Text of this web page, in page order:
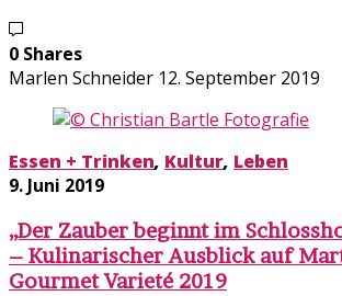
0 Shares
Marlen Schneider 12. September 2019
Essen + Trinken, Kultur, Leben
9. Juni 2019
„Der Zauber beginnt im
– Kulinarischer Ausblick auf
Gourmet Varieté 2019